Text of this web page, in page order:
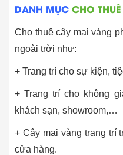
DANH MỤC CHO THUÊ
Cho thuê cây mai vàng
ngoài trời như:
+ Trang trí cho sự kiện,
+ Trang trí cho không
khách sạn, showroom,…
+ Cây mai vàng trang trí
cửa hàng.